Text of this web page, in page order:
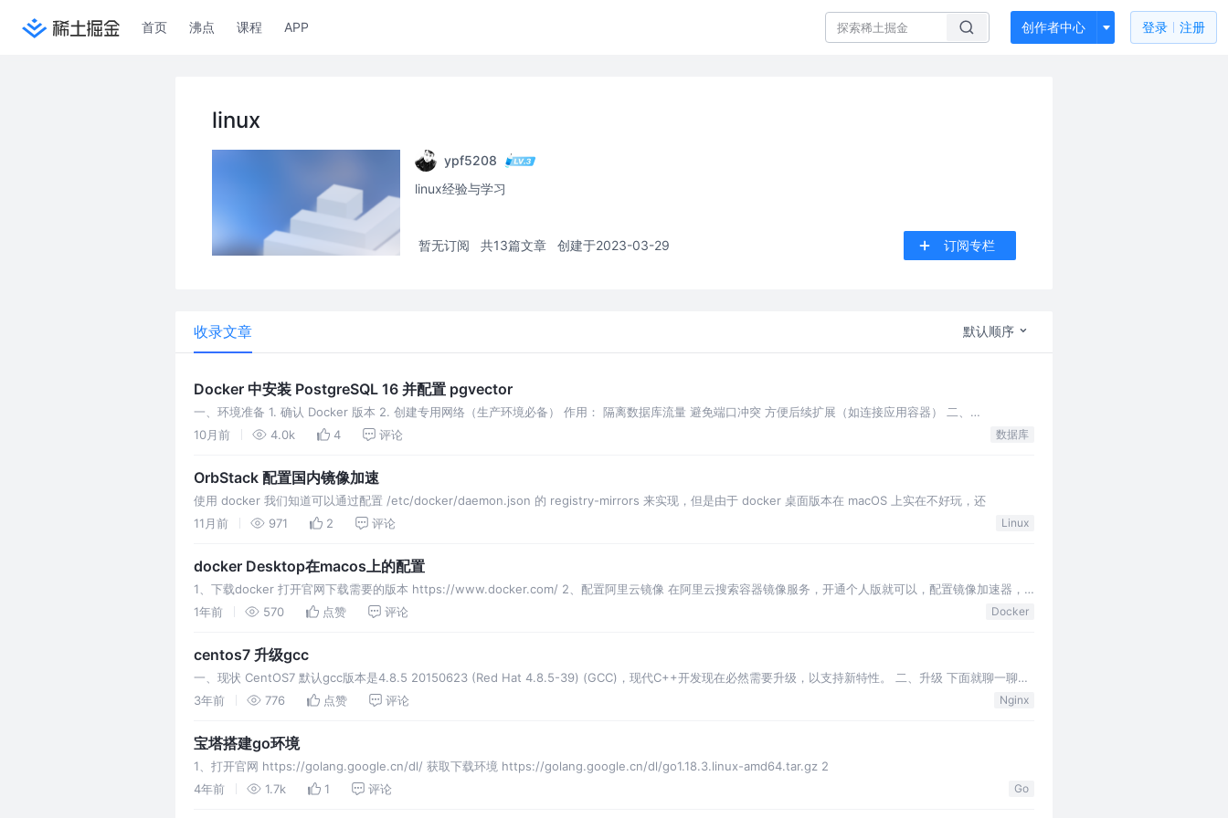
首页 沸点 课程 APP 创作者中心 登录 注册
linux
ypf5208
linux经验与学习
暂无订阅 共13篇文章 创建于2023-03-29 订阅专栏
收录文章 默认顺序
Docker 中安装 PostgreSQL 16 并配置 pgvector
一、环境准备 1. 确认 Docker 版本 2. 创建专用网络（生产环境必备） 作用： 隔离数据库流量 避免端口冲突 方便后续扩展（如连接应用容器） 二、
PostgreSQL 16 容器化部署 1.
10月前 4.0k 4 评论 数据库
OrbStack 配置国内镜像加速
使用 docker 我们知道可以通过配置 /etc/docker/daemon.json 的 registry-mirrors 来实现，但是由于 docker 桌面版本在 macOS 上实在不好玩，还
11月前
971 2 评论 Linux
docker Desktop在macos上的配置
1、下载docker 打开官网下载需要的版本 https://www.docker.com/ 2、配置阿里云镜像 在阿里云搜索容器镜像服务，开通个人版就可以，配置镜像加速器，
获取加速器地址 3、 配置
1年前 570 点赞 评论 Docker
centos7 升级gcc
一、现状 CentOS7 默认gcc版本是4.8.5 20150623 (Red Hat 4.8.5-39) (GCC)，现代C++开发现在必然需要升级，以支持新特性。 二、升级 下面就聊一聊安
装步骤
3年前 776 点赞 评论 Nginx
宝塔搭建go环境
1、打开官网 https://golang.google.cn/dl/ 获取下载环境 https://golang.google.cn/dl/go1.18.3.linux-amd64.tar.gz 2
4年前
1.7k 1 评论 Go